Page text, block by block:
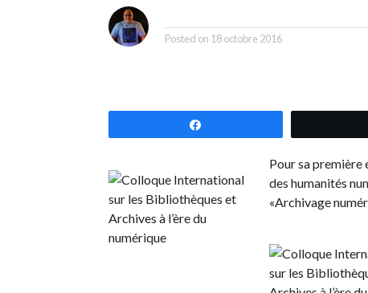
Posted on 18 octobre 2016
Pour sa
des humanités
«Archivage